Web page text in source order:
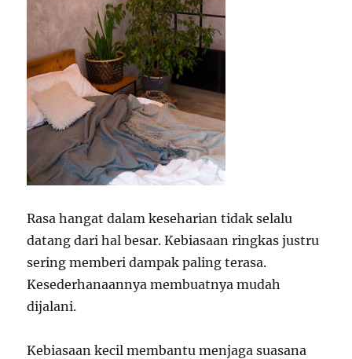
Rasa hangat dalam keseharian tidak selalu
datang dari hal besar. Kebiasaan ringkas justru
sering memberi dampak paling terasa.
Kesederhanaannya membuatnya mudah
dijalani.
Kebiasaan kecil membantu menjaga suasana